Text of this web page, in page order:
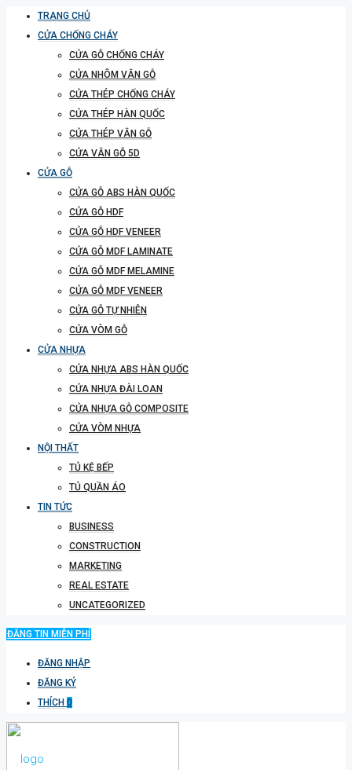
TRANG CHỦ
CỬA CHỐNG CHÁY
CỬA GỖ CHỐNG CHÁY
CỬA NHÔM VÂN GỖ
CỬA THÉP CHỐNG CHÁY
CỬA THÉP HÀN QUỐC
CỬA THÉP VÂN GỖ
CỬA VÂN GỖ 5D
CỬA GỖ
CỬA GỖ ABS HÀN QUỐC
CỬA GỖ HDF
CỬA GỖ HDF VENEER
CỬA GỖ MDF LAMINATE
CỬA GỖ MDF MELAMINE
CỬA GỖ MDF VENEER
CỬA GỖ TỰ NHIÊN
CỬA VÒM GỖ
CỬA NHỰA
CỬA NHỰA ABS HÀN QUỐC
CỬA NHỰA ĐÀI LOAN
CỬA NHỰA GỖ COMPOSITE
CỬA VÒM NHỰA
NỘI THẤT
TỦ KỆ BẾP
TỦ QUẦN ÁO
TIN TỨC
BUSINESS
CONSTRUCTION
MARKETING
REAL ESTATE
UNCATEGORIZED
ĐĂNG TIN MIỄN PHÍ
ĐĂNG NHẬP
ĐĂNG KÝ
THÍCH 0